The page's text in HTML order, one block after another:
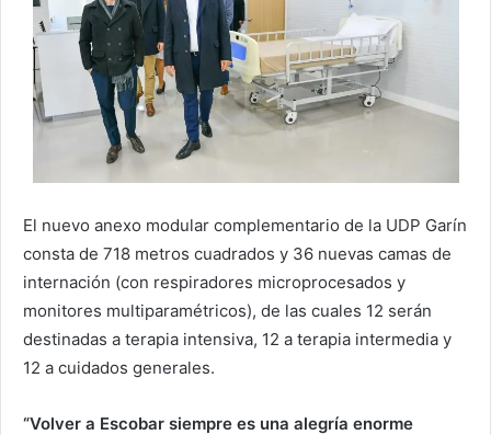
El nuevo anexo modular complementario de la UDP Garín
consta de 718 metros cuadrados y 36 nuevas camas de
internación (con respiradores microprocesados y
monitores multiparamétricos), de las cuales 12 serán
destinadas a terapia intensiva, 12 a terapia intermedia y
12 a cuidados generales.
“Volver a Escobar siempre es una alegría enorme